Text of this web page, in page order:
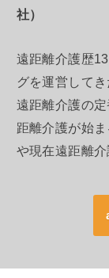
社）
遠距離介護歴
グを運営して
遠距離介護の
距離介護が始
や現在遠距離